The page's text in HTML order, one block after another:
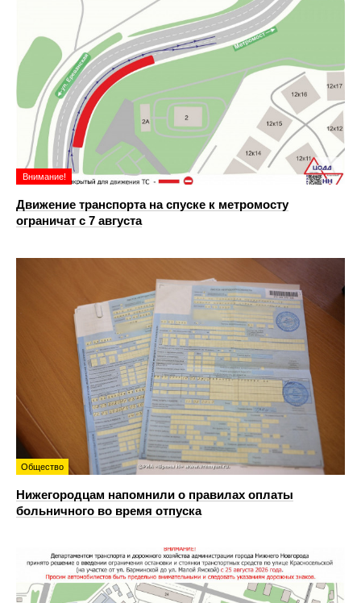
Внимание!
Движение транспорта на спуске к метромосту
ограничат с 7 августа
Общество
Нижегородцам напомнили о правилах оплаты
больничного во время отпуска